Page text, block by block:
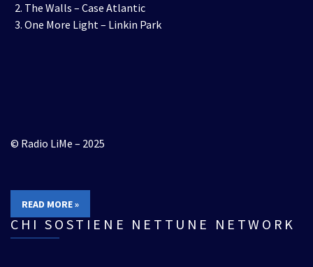
The Walls – Case Atlantic
One More Light – Linkin Park
© Radio LiMe – 2025
READ MORE »
CHI SOSTIENE NETTUNE NETWORK